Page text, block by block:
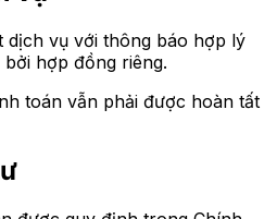
dịch vụ với thông báo hợp lý
hợp đồng riêng.
toán vẫn phải được hoàn tất